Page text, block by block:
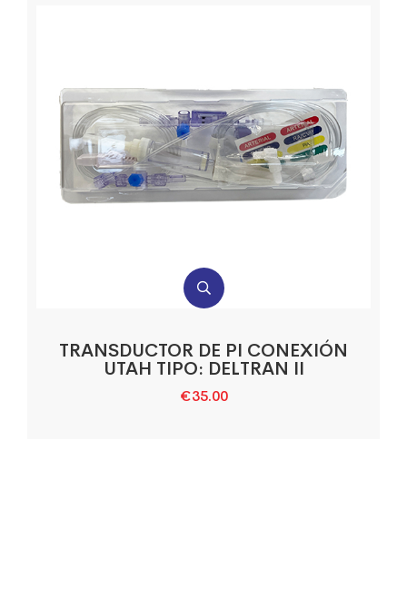
TRANSDUCTOR DE PI CONEXIÓN
UTAH TIPO: DELTRAN II
€35.00